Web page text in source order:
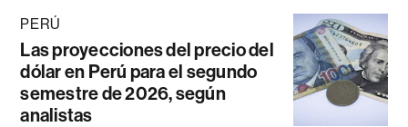
PERÚ
Las proyecciones del precio del
dólar en Perú para el segundo
semestre de 2026, según
analistas